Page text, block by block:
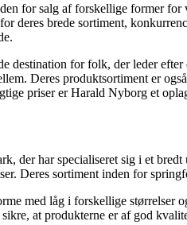
for salg af forskellige former
deres brede sortiment,
for folk, der leder
Deres produktsortiment er
priser er Harald Nyborg et
der har specialiseret sig i et
Deres sortiment inden for
med låg i forskellige størrelser
at produkterne er af god